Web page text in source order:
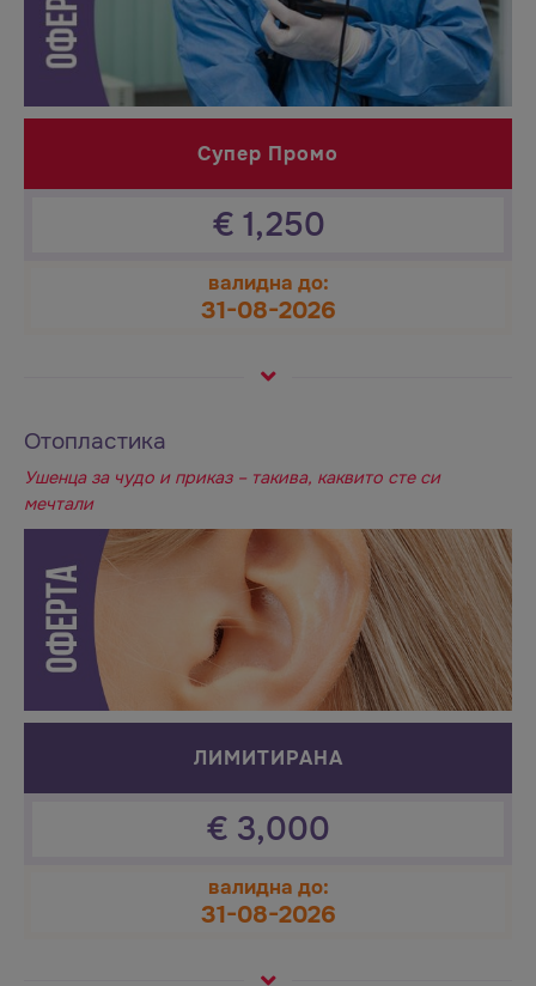
Супер Промо
€ 1,250
валидна до:
31-08-2026
Отопластика
Ушенца за чудо и приказ – такива, каквито сте си
мечтали
ЛИМИТИРАНА
€ 3,000
валидна до:
31-08-2026